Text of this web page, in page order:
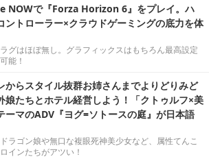
NOWで『Forza Horizon 6』をプレイ。ハ
ントローラー×クラウドゲーミングの底力を体
グはほぼ無し。グラフィックスはもちろん最高設定
能！
からスタイル抜群お姉さんまでよりどりみど
娘たちとホテル経営しよう！「クトゥルフ×美
ーマのADV『ヨグ=ソトースの庭』が日本語
ラゴン娘や無口な複眼死神美少女など、属性てんこ
インたちがアツい！